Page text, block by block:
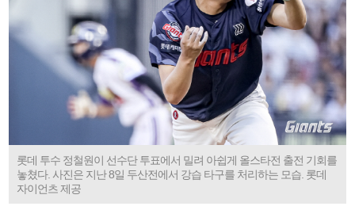
롯데 투수 정철원이 선수단 투표에서 밀려 아쉽게 올스타전 출전 기회를
놓쳤다. 사진은 지난 8일 두산전에서 강습 타구를 처리하는 모습. 롯데
자이언츠 제공